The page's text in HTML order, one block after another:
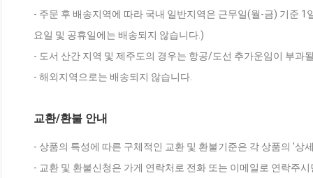
- 주문 후 배송지역에 따라 국내 일반지역은 근무일(월-금) 기준
요일 및 공휴일에는 배송되지 않습니다.)
- 도서 산간 지역 및 제주도의 경우는 항공/도선 추가운임이 부과
- 해외지역으로는 배송되지 않습니다.
교환/환불 안내
- 상품의 특성에 따른 구체적인 교환 및 환불기준은 각 상품의 '상
- 교환 및 환불신청은 가게 연락처로 전화 또는 이메일로 연락주